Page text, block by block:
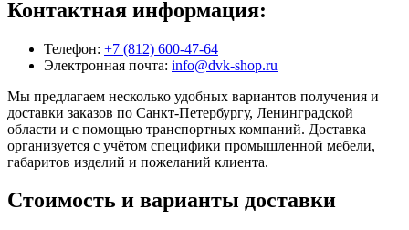
Контактная информация:
Телефон: +7 (812) 600-47-64
Электронная почта: info@dvk-shop.ru
Мы предлагаем несколько удобных вариантов получения и
доставки заказов по Санкт-Петербургу, Ленинградской
области и с помощью транспортных компаний. Доставка
организуется с учётом специфики промышленной мебели,
габаритов изделий и пожеланий клиента.
Стоимость и варианты доставки